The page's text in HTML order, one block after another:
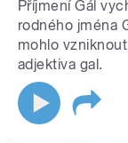
Příjmení Gál
rodného jména
mohlo
adjektiva gal.